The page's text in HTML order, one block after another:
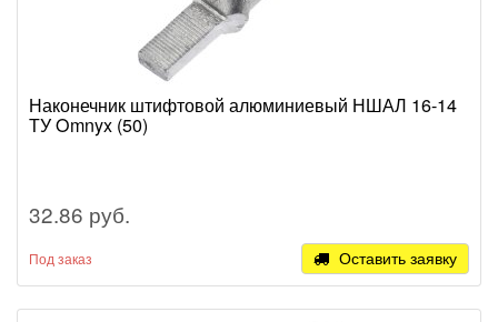
Наконечник штифтовой алюминиевый НШАЛ 16-14
ТУ Omnyx (50)
32.86 руб.
Под заказ Оставить заявку